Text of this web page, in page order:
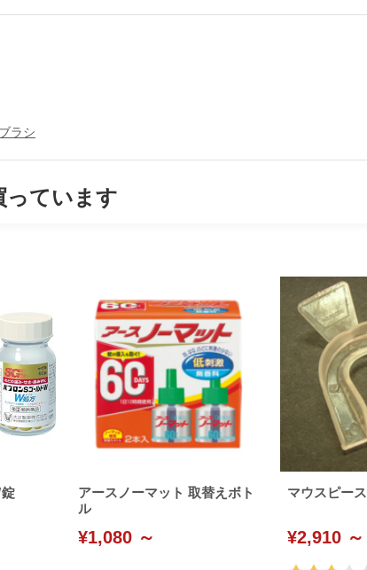
ラシ
っています
アースノーマット 取替えボト
ル
¥1,080 ～
マウスピース
¥2,910 ～